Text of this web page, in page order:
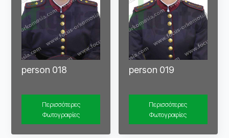
person 018
Περισσότερες
Φωτογραφίες
person 019
Περισσότερες
Φωτογραφίες